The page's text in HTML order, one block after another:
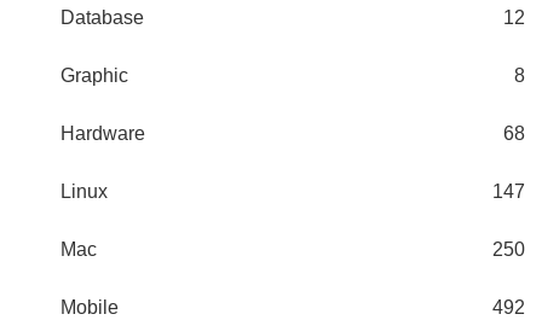
Database 12
Graphic 8
Hardware 68
Linux 147
Mac 250
Mobile 492